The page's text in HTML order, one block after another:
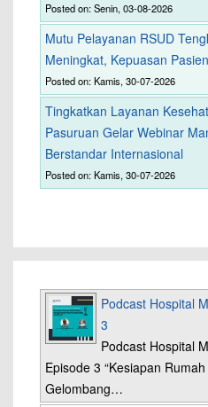
Posted on: Senin, 03-08-2026
Mutu Pelayanan RSUD
Meningkat, Kepuasan
Posted on: Kamis, 30-07-2026
Tingkatkan Layanan
Pasuruan Gelar Webinar
Berstandar Internasional
Posted on: Kamis, 30-07-2026
Podcast Hospital
3
Podcast Hospital
Episode 3 “Kesiapan
Gelombang…